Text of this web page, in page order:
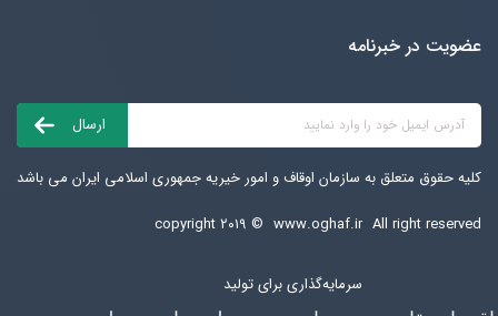
عضویت در خبرنامه
کلیه حقوق متعلق به سازمان اوقاف و امور خیریه جمهوری اسلامی ایران می باشد
copyright ۲۰۱۹ © www.oghaf.ir All right reserved
سرمایه‌گذاری برای تولید